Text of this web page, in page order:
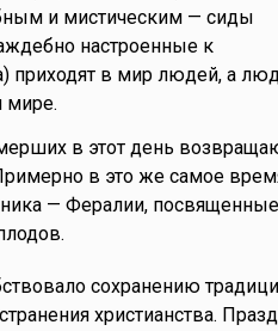
и мистическим — сиды
настроенные к
в мир людей, а
мире.
в этот день
в это же самое
— Фералии,
сохранению
христианства.